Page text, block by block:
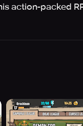
action-packed